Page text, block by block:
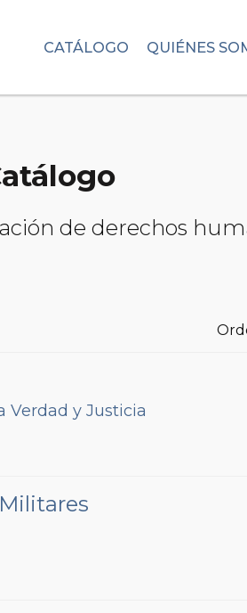
CATÁLOGO QUIÉNES
de derechos
Verdad y Justicia